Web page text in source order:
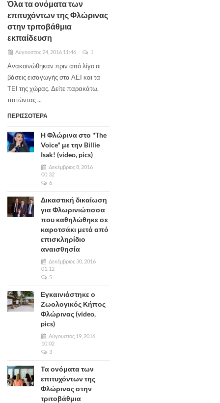
Όλα τα ονόματα των
επιτυχόντων της Φλώρινας
στην τριτοβάθμια
εκπαίδευση
Αύγουστος 24, 2016 11:46 1
Ανακοινώθηκαν πριν από λίγο οι
βάσεις εισαγωγής στα ΑΕΙ και τα
ΤΕΙ της χώρας. Δείτε παρακάτω,
πατώντας ...
ΠΕΡΙΣΣΟΤΕΡΑ
Η Φλώρινα στο "The
Voice" με την Billie
Isak! (video, pics)
Δεκέμβριος 8, 2016
00:32
6
Δικαστική δικαίωση
για Φλωρινιώτισσα
που καθηλώθηκε σε
καροτσάκι μετά από
επισκληρίδιο
αναισθησία
Δεκέμβριος 30, 2016
01:12
5
Εγκαινιάστηκε ο
Ζωολογικός Κήπος
Φλώρινας (video,
pics)
Αύγουστος 19, 2016
10:02
3
Τα ονόματα των
επιτυχόντων της
Φλώρινας στην
τριτοβάθμια